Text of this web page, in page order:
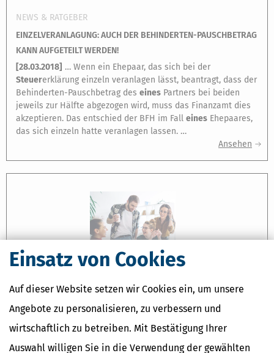
Einsatz von Cookies
Auf dieser Website setzen wir Cookies ein, um unsere
Angebote zu personalisieren, zu verbessern und
wirtschaftlich zu betreiben. Mit Bestätigung Ihrer
Auswahl willigen Sie in die Verwendung der gewählten
NEWS & RATGEBER
EINZELVERANLAGUNG: AUCH DER BEHINDERTEN-PAUSCHBETRAG
KANN AUFGETEILT WERDEN!
[28.03.2018] … Wenn ein Ehepaar, das sich bei der
Steuererklärung einzeln veranlagen lässt, beantragt, dass der
Behinderten-Pauschbetrag des eines Partners bei beiden
jeweils zur Hälfte abgezogen wird, muss das Finanzamt dies
akzeptieren. Das entschied der BFH im Fall eines Ehepaares,
das sich einzeln hatte veranlagen lassen. …
Ansehen
NEWS & RATGEBER
AUSBILDUNGSFREIBETRAG AUCH FÜR MINDERJÄHRIGE KINDER?
[22.03.2018]… Zur Abgeltung des Sonderbedarfs einessich in
Berufsausbildung befindenden, auswärtig untergebrachten